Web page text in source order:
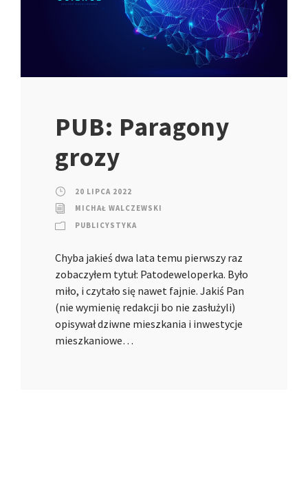
PUB: Paragony
grozy
20 LIPCA 2022
MICHAŁ WALCZEWSKI
PUBLICYSTYKA
Chyba jakieś dwa lata temu pierwszy raz
zobaczyłem tytuł: Patodeweloperka. Było
miło, i czytało się nawet fajnie. Jakiś Pan
(nie wymienię redakcji bo nie zasłużyli)
opisywał dziwne mieszkania i inwestycje
mieszkaniowe…